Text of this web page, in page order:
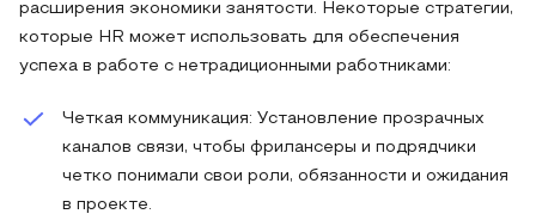
расширения экономики занятости. Некоторые стратегии,
которые HR может использовать для обеспечения
успеха в работе с нетрадиционными работниками:
Четкая коммуникация: Установление прозрачных
каналов связи, чтобы фрилансеры и подрядчики
четко понимали свои роли, обязанности и ожидания
в проекте.